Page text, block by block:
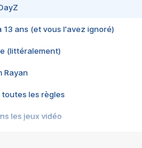
13 ans (et vous l'avez ignoré)
(littéralement)
Rayan
toutes les règles
les jeux vidéo